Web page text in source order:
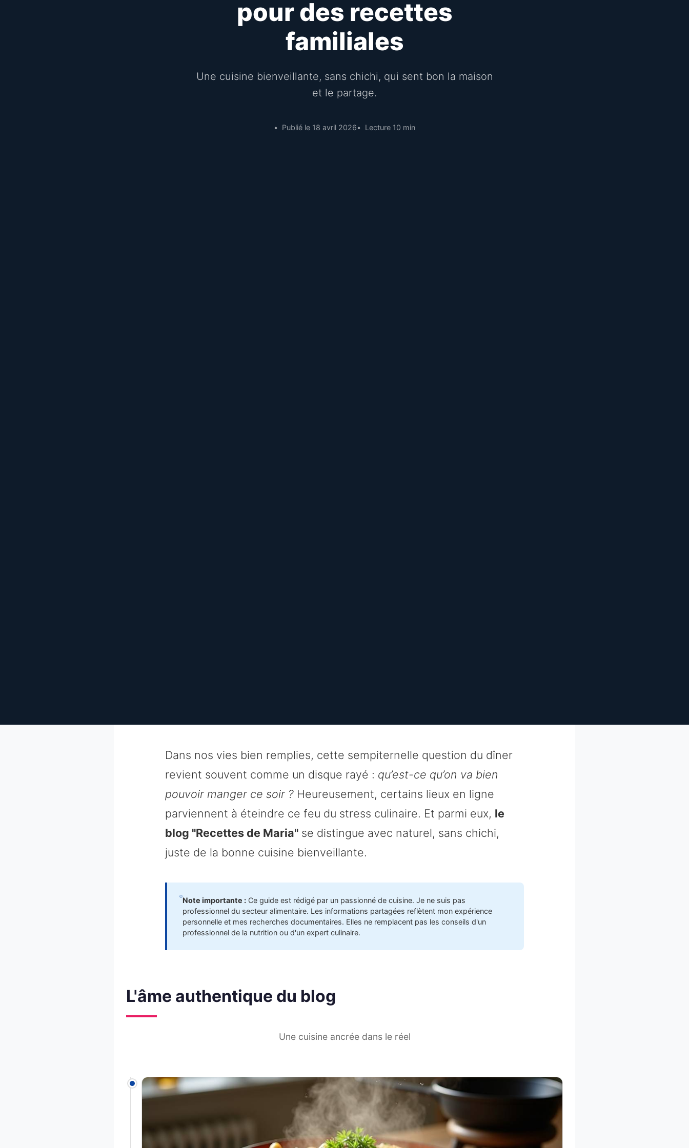
pour des recettes
familiales
Une cuisine bienveillante, sans chichi, qui sent bon la maison
et le partage.
Publié le 18 avril 2026 Lecture 10 min
Dans nos vies bien remplies, cette sempiternelle question du dîner
revient souvent comme un disque rayé : qu’est-ce qu’on va bien
pouvoir manger ce soir ? Heureusement, certains lieux en ligne
parviennent à éteindre ce feu du stress culinaire. Et parmi eux, le
blog "Recettes de Maria" se distingue avec naturel, sans chichi,
juste de la bonne cuisine bienveillante.
Note importante : Ce guide est rédigé par un passionné de cuisine. Je ne suis pas
professionnel du secteur alimentaire. Les informations partagées reflètent mon expérience
personnelle et mes recherches documentaires. Elles ne remplacent pas les conseils d'un
professionnel de la nutrition ou d'un expert culinaire.
L'âme authentique du blog
Une cuisine ancrée dans le réel